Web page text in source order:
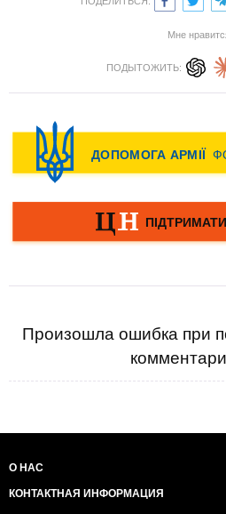
Мне
ПОДЫТОЖИТЬ:
Произошла ошибка при
О НАС
КОНТАКТНАЯ ИНФОРМАЦИЯ